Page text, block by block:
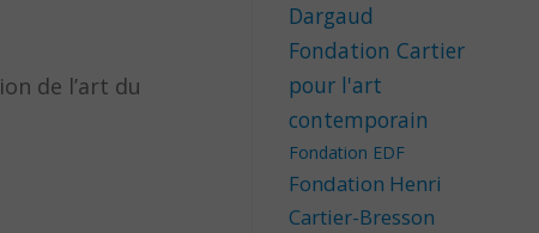
de l’art du
Dargaud
Fondation Cartier
pour l'art
contemporain
Fondation EDF
Fondation Henri
Cartier-Bresson